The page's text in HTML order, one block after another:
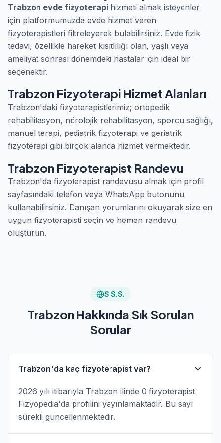
Trabzon evde fizyoterapi hizmeti almak isteyenler
için platformumuzda evde hizmet veren
fizyoterapistleri filtreleyerek bulabilirsiniz. Evde fizik
tedavi, özellikle hareket kısıtlılığı olan, yaşlı veya
ameliyat sonrası dönemdeki hastalar için ideal bir
seçenektir.
Trabzon Fizyoterapi Hizmet Alanları
Trabzon'daki fizyoterapistlerimiz; ortopedik
rehabilitasyon, nörolojik rehabilitasyon, sporcu sağlığı,
manuel terapi, pediatrik fizyoterapi ve geriatrik
fizyoterapi gibi birçok alanda hizmet vermektedir.
Trabzon Fizyoterapist Randevu
Trabzon'da fizyoterapist randevusu almak için profil
sayfasındaki telefon veya WhatsApp butonunu
kullanabilirsiniz. Danışan yorumlarını okuyarak size en
uygun fizyoterapisti seçin ve hemen randevu
oluşturun.
S.S.S.
Trabzon Hakkında Sık Sorulan
Sorular
Trabzon'da kaç fizyoterapist var?
2026 yılı itibarıyla Trabzon ilinde 0 fizyoterapist
Fizyopedia'da profilini yayınlamaktadır. Bu sayı
sürekli güncellenmektedir.